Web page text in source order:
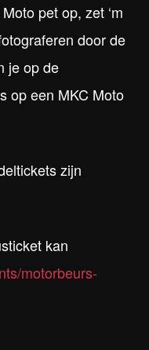
pet op, zet ‘m
door de
je op de
op een MKC Moto
zijn
kan
motorbeurs-